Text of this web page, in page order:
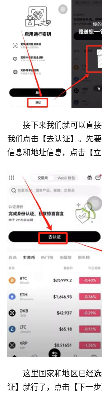
接下来我们就可以直
我们点击【去认证】。先
信息和地址信息，点击【立
这里国家和地区已经
证】就行了，点击【下一